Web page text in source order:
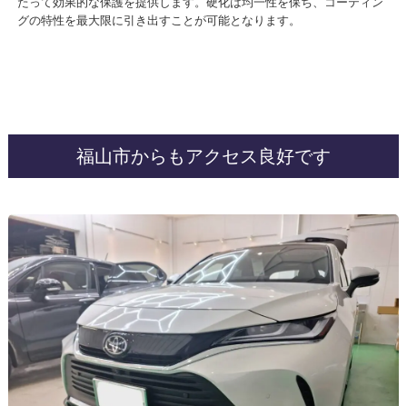
グの特性を最大限に引き出すことが可能となります。
福山市からもアクセス良好です